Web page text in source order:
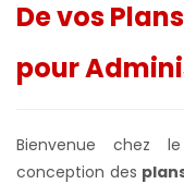
De vos
pour
Bienvenue chez
conception des